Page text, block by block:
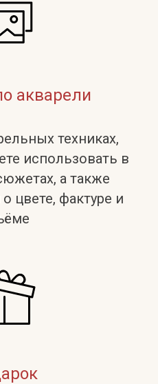
акварели
техниках,
использовать в
а также
цвете, фактуре и